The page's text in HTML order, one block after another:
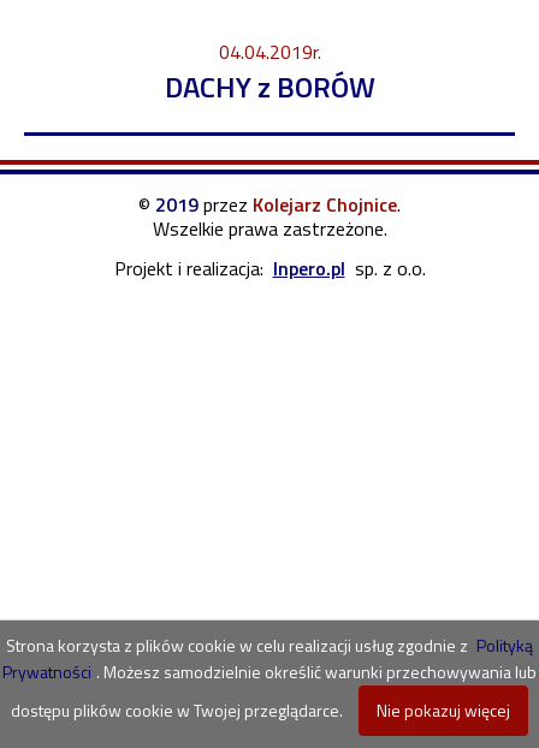
04.04.2019r.
DACHY z BORÓW
© 2019przez Kolejarz Chojnice.
Wszelkie prawa zastrzeżone.
Projekt i realizacja: Inpero.pl sp. z o.o.
Strona korzysta z plików cookie w celu realizacji usług zgodnie z Polityką
Prywatności . Możesz samodzielnie określić warunki przechowywania lub
dostępu plików cookie w Twojej przeglądarce.
Nie pokazuj więcej